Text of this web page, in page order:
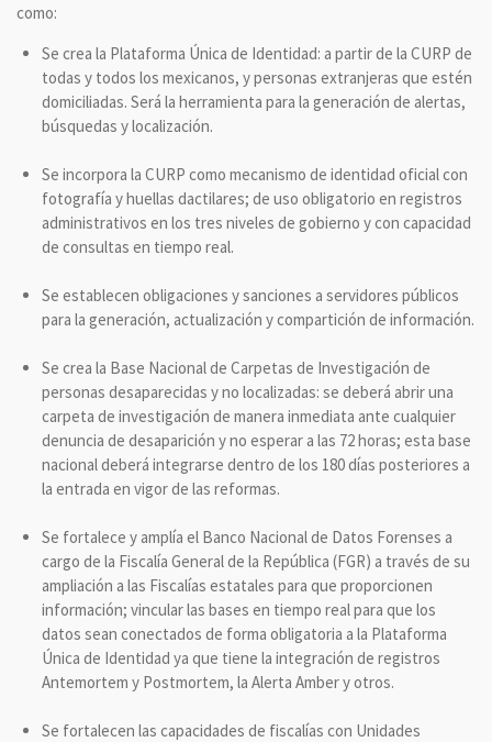
como:
Se crea la Plataforma Única de Identidad: a partir de la CURP de
todas y todos los mexicanos, y personas extranjeras que estén
domiciliadas. Será la herramienta para la generación de alertas,
búsquedas y localización.
Se incorpora la CURP como mecanismo de identidad oficial con
fotografía y huellas dactilares; de uso obligatorio en registros
administrativos en los tres niveles de gobierno y con capacidad
de consultas en tiempo real.
Se establecen obligaciones y sanciones a servidores públicos
para la generación, actualización y compartición de información.
Se crea la Base Nacional de Carpetas de Investigación de
personas desaparecidas y no localizadas: se deberá abrir una
carpeta de investigación de manera inmediata ante cualquier
denuncia de desaparición y no esperar a las 72 horas; esta base
nacional deberá integrarse dentro de los 180 días posteriores a
la entrada en vigor de las reformas.
Se fortalece y amplía el Banco Nacional de Datos Forenses a
cargo de la Fiscalía General de la República (FGR) a través de su
ampliación a las Fiscalías estatales para que proporcionen
información; vincular las bases en tiempo real para que los
datos sean conectados de forma obligatoria a la Plataforma
Única de Identidad ya que tiene la integración de registros
Antemortem y Postmortem, la Alerta Amber y otros.
Se fortalecen las capacidades de fiscalías con Unidades